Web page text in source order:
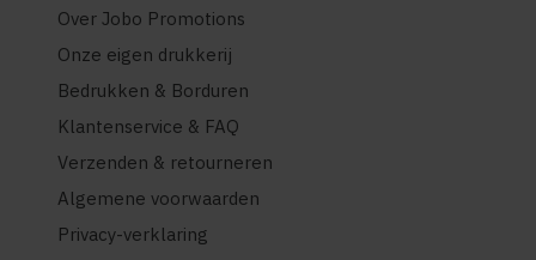
Over Jobo Promotions
Onze eigen drukkerij
Bedrukken & Borduren
Klantenservice & FAQ
Verzenden & retourneren
Algemene voorwaarden
Privacy-verklaring